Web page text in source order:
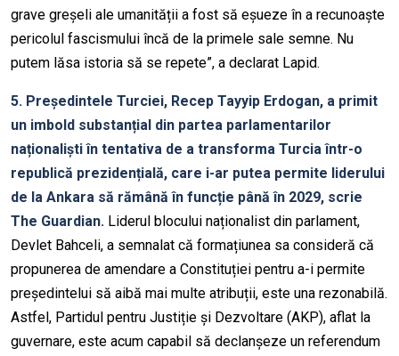
grave greșeli ale umanității a fost să eșueze în a recunoaște
pericolul fascismului încă de la primele sale semne. Nu
putem lăsa istoria să se repete”, a declarat Lapid.
5. Președintele Turciei, Recep Tayyip Erdogan, a primit
un imbold substanțial din partea parlamentarilor
naționaliști în tentativa de a transforma Turcia într-o
republică prezidențială, care i-ar putea permite liderului
de la Ankara să rămână în funcție până în 2029, scrie
The Guardian. Liderul blocului naționalist din parlament,
Devlet Bahceli, a semnalat că formațiunea sa consideră că
propunerea de amendare a Constituției pentru a-i permite
președintelui să aibă mai multe atribuții, este una rezonabilă.
Astfel, Partidul pentru Justiție și Dezvoltare (AKP), aflat la
guvernare, este acum capabil să declanșeze un referendum